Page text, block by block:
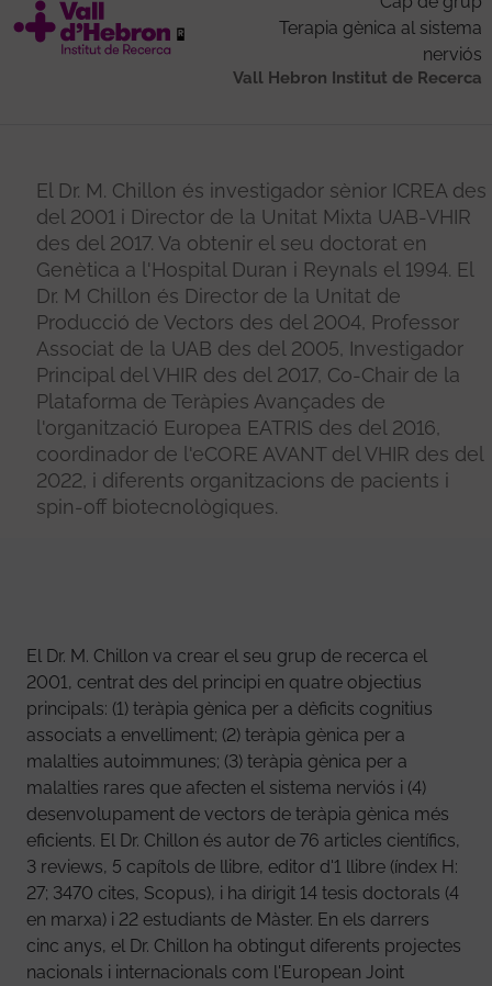
Terapia gènica al sistema
nerviós
Vall Hebron Institut de Recerca
El Dr. M. Chillon és investigador sènior ICREA des
del 2001 i Director de la Unitat Mixta UAB-VHIR
des del 2017. Va obtenir el seu doctorat en
Genètica a l'Hospital Duran i Reynals el 1994. El
Dr. M Chillon és Director de la Unitat de
Producció de Vectors des del 2004, Professor
Associat de la UAB des del 2005, Investigador
Principal del VHIR des del 2017, Co-Chair de la
Plataforma de Teràpies Avançades de
l'organització Europea EATRIS des del 2016,
coordinador de l'eCORE AVANT del VHIR des del
2022, i diferents organitzacions de pacients i
spin-off biotecnològiques.
El Dr. M. Chillon va crear el seu grup de recerca el
2001, centrat des del principi en quatre objectius
principals: (1) teràpia gènica per a dèficits cognitius
associats a envelliment; (2) teràpia gènica per a
malalties autoimmunes; (3) teràpia gènica per a
malalties rares que afecten el sistema nerviós i (4)
desenvolupament de vectors de teràpia gènica més
eficients. El Dr. Chillon és autor de 76 articles científics,
3 reviews, 5 capítols de llibre, editor d'1 llibre (índex H:
27; 3470 cites, Scopus), i ha dirigit 14 tesis doctorals (4
en marxa) i 22 estudiants de Màster. En els darrers
cinc anys, el Dr. Chillon ha obtingut diferents projectes
nacionals i internacionals com l'European Joint